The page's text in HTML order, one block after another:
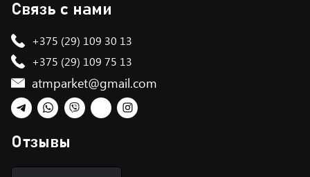
Связь с нами
+375 (29) 109 30 13
+375 (29) 109 75 13
atmparket@gmail.com
Telegram
WhatsApp
ViberTikTokInstagram
Отзывы